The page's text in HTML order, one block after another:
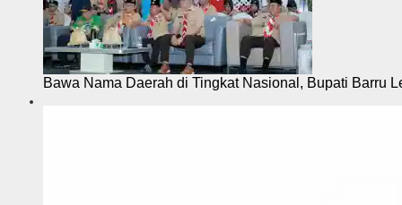
Bawa Nama Daerah di Tingkat Nasional, Bupati Barru